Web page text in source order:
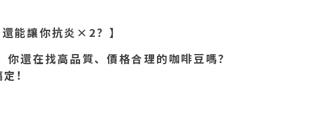
還能讓你抗炎×2？】
還在找高品質、價格合理的咖啡豆嗎？
！